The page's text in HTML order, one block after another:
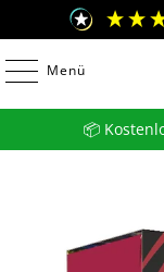
Menü
📦